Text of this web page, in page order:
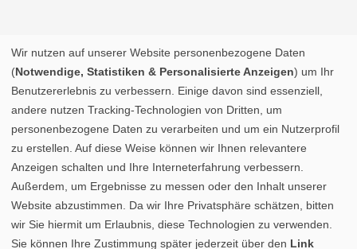
Wir nutzen auf unserer Website personenbezogene Daten
(Notwendige, Statistiken & Personalisierte Anzeigen) um Ihr
Benutzererlebnis zu verbessern. Einige davon sind essenziell,
andere nutzen Tracking-Technologien von Dritten, um
personenbezogene Daten zu verarbeiten und um ein Nutzerprofil
zu erstellen. Auf diese Weise können wir Ihnen relevantere
Anzeigen schalten und Ihre Interneterfahrung verbessern.
Außerdem, um Ergebnisse zu messen oder den Inhalt unserer
Website abzustimmen. Da wir Ihre Privatsphäre schätzen, bitten
wir Sie hiermit um Erlaubnis, diese Technologien zu verwenden.
Sie können Ihre Zustimmung später jederzeit über den Link